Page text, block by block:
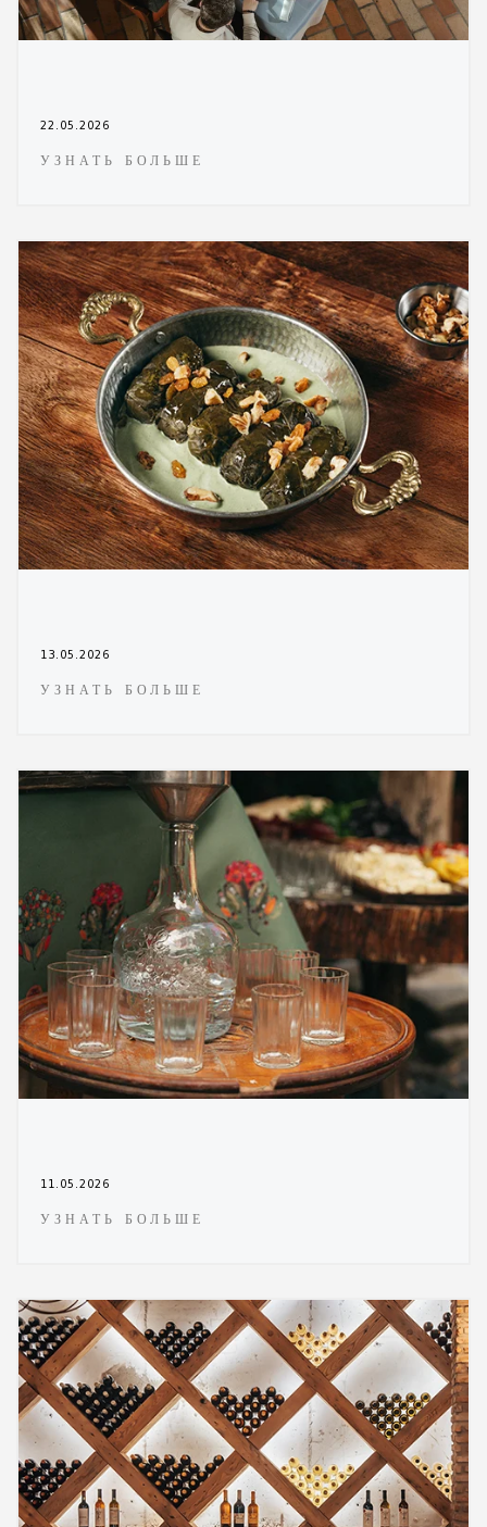
22.05.2026
УЗНАТЬ БОЛЬШЕ
13.05.2026
УЗНАТЬ БОЛЬШЕ
11.05.2026
УЗНАТЬ БОЛЬШЕ